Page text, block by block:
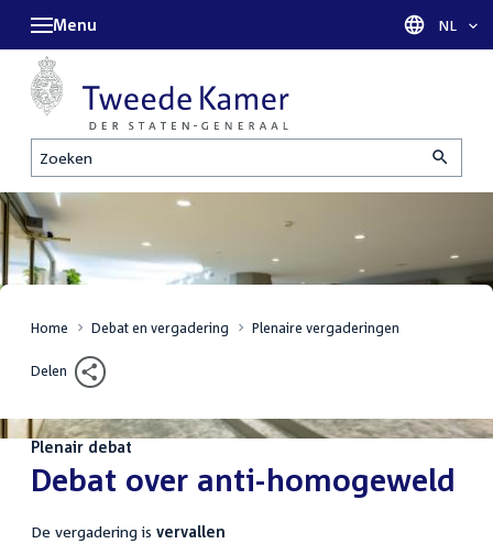
Zoeken
Menu Taal
NL
Home Debat en vergadering Plenaire vergaderingen
Delen
Plenair debat
:Debat over anti-homogeweld
De vergadering is vervallen